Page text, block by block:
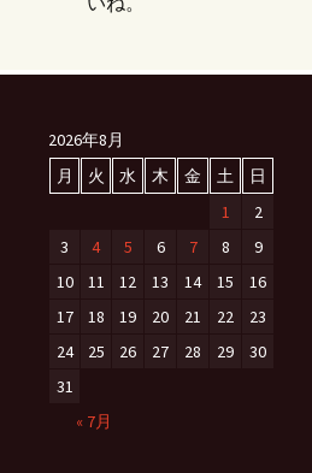
2026年8月
月
火 水 木 金 土
日
1
2
3
4 5 6 7 8
9
10
11 12 13 14 15
16
17
18 19 20 21 22
23
24
25 26 27 28 29
30
31
« 7月